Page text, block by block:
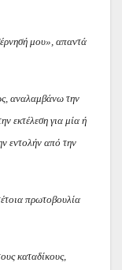
μου», απαντά
αναλαμβάνω την
εκτέλεση για μία ή
εντολήν από την
πρωτοβουλία
καταδίκους,